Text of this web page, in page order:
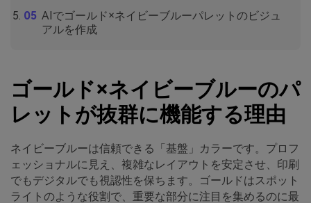
AIでゴールド×ネイビーブルーパレットのビジュ
アルを作成
ゴールド×ネイビーブルーのパ
レットが抜群に機能する理由
ネイビーブルーは信頼できる「基盤」カラーです。プロフ
ェッショナルに見え、複雑なレイアウトを安定させ、印刷
でもデジタルでも視認性を保ちます。ゴールドはスポット
ライトのような役割で、重要な部分に注目を集めるのに最